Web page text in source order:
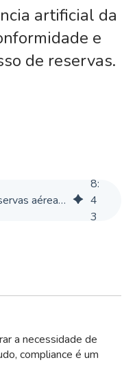
artificial da
e
de reservas.
Compliance 100% em reservas aéreas: economia e auditabilidade
8:
4
3
a necessidade de
compliance é um